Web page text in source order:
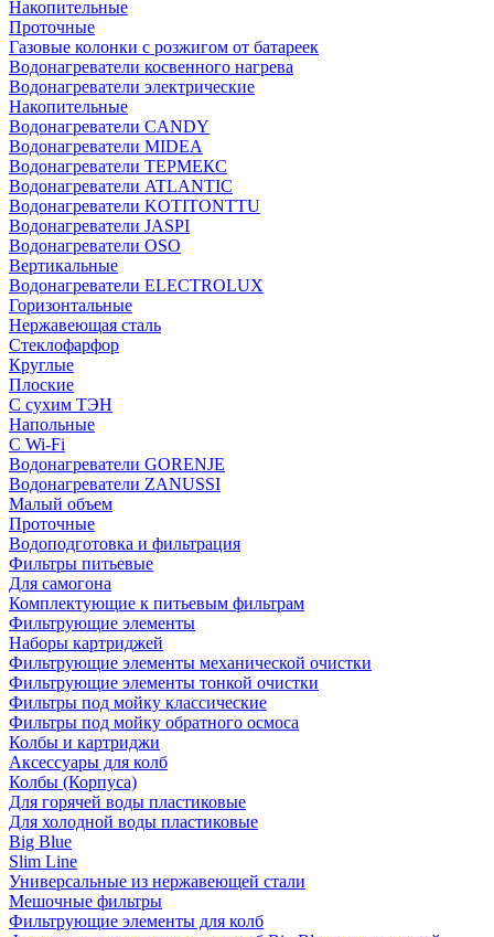
Накопительные
Проточные
Газовые колонки с розжигом от батареек
Водонагреватели косвенного нагрева
Водонагреватели электрические
Накопительные
Водонагреватели CANDY
Водонагреватели MIDEA
Водонагреватели ТЕРМЕКС
Водонагреватели ATLANTIC
Водонагреватели KOTITONTTU
Водонагреватели JASPI
Водонагреватели OSO
Вертикальные
Водонагреватели ELECTROLUX
Горизонтальные
Нержавеющая сталь
Стеклофарфор
Круглые
Плоские
С сухим ТЭН
Напольные
С Wi-Fi
Водонагреватели GORENJE
Водонагреватели ZANUSSI
Малый объем
Проточные
Водоподготовка и фильтрация
Фильтры питьевые
Для самогона
Комплектующие к питьевым фильтрам
Фильтрующие элементы
Наборы картриджей
Фильтрующие элементы механической очистки
Фильтрующие элементы тонкой очистки
Фильтры под мойку классические
Фильтры под мойку обратного осмоса
Колбы и картриджи
Аксессуары для колб
Колбы (Корпуса)
Для горячей воды пластиковые
Для холодной воды пластиковые
Big Blue
Slim Line
Универсальные из нержавеющей стали
Мешочные фильтры
Фильтрующие элементы для колб